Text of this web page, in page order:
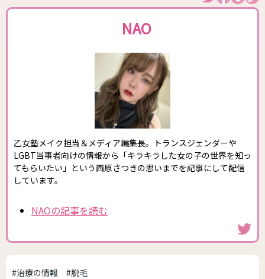
NAO
乙女塾メイク担当＆メディア編集長。トランスジェンダーや
LGBT当事者向けの情報から「キラキラした女の子の世界を知っ
てもらいたい」という西原さつきの思いまでを記事にして配信
しています。
NAOの記事を読む
#治療の情報 #脱毛